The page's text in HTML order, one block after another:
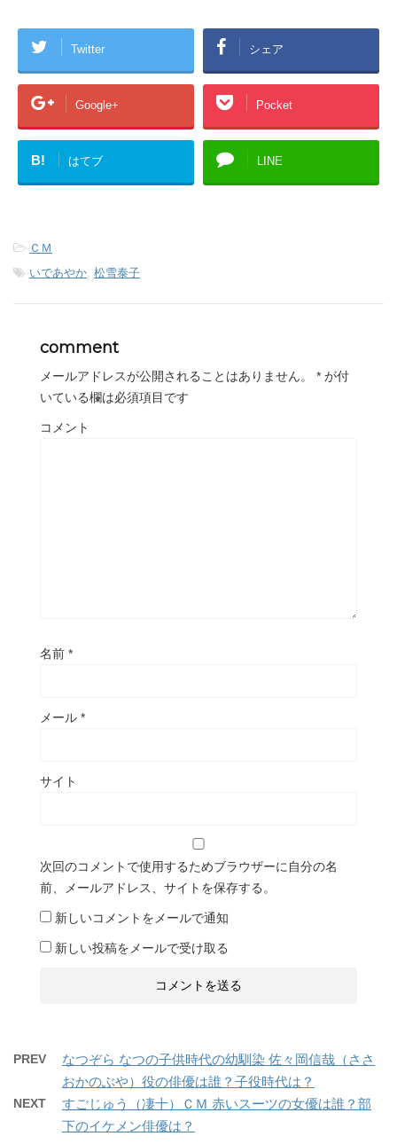
Twitter シェア
Google+ Pocket
B! はてブ LINE
- ＣＭ
-いであやか 松雪泰子
comment
メールアドレスが公開されることはありません。 * が付
いている欄は必須項目です
コメント
名前 *
メール *
サイト
次回のコメントで使用するためブラウザーに自分の名
前、メールアドレス、サイトを保存する。
新しいコメントをメールで通知
新しい投稿をメールで受け取る
PREV
なつぞら なつの子供時代の幼馴染 佐々岡信哉（ささ
おかのぶや）役の俳優は誰？子役時代は？
NEXT
すごじゅう（凄十）ＣＭ 赤いスーツの女優は誰？部
下のイケメン俳優は？